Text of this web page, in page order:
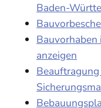
Baden-
anzeigen